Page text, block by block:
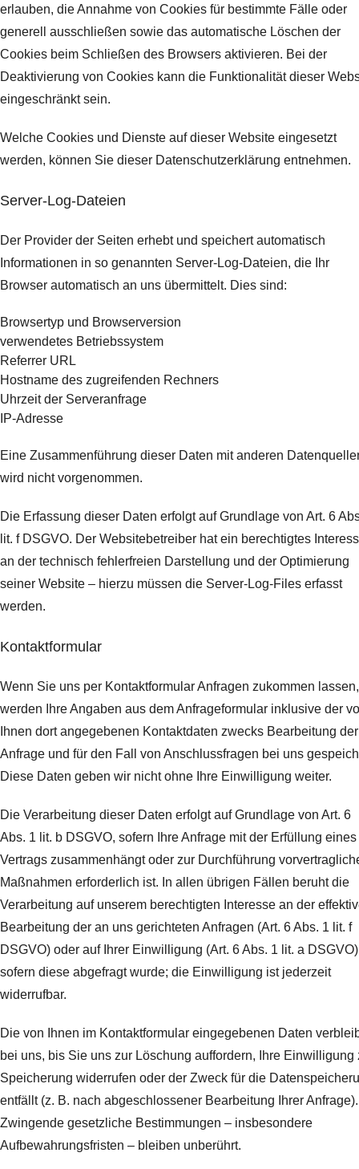
erlauben, die Annahme von Cookies für bestimmte Fälle oder
generell ausschließen sowie das automatische Löschen der
Cookies beim Schließen des Browsers aktivieren. Bei der
Deaktivierung von Cookies kann die Funktionalität dieser
eingeschränkt sein.
Welche Cookies und Dienste auf dieser Website eingesetzt
werden, können Sie dieser Datenschutzerklärung entnehmen.
Server-Log-Dateien
Der Provider der Seiten erhebt und speichert automatisch
Informationen in so genannten Server-Log-Dateien, die Ihr
Browser automatisch an uns übermittelt. Dies sind:
Browsertyp und Browserversion
verwendetes Betriebssystem
Referrer URL
Hostname des zugreifenden Rechners
Uhrzeit der Serveranfrage
IP-Adresse
Eine Zusammenführung dieser Daten mit anderen
wird nicht vorgenommen.
Die Erfassung dieser Daten erfolgt auf Grundlage von Art. 6
lit. f DSGVO. Der Websitebetreiber hat ein berechtigtes
an der technisch fehlerfreien Darstellung und der Optimierung
seiner Website – hierzu müssen die Server-Log-Files erfasst
werden.
Kontaktformular
Wenn Sie uns per Kontaktformular Anfragen zukommen lassen,
werden Ihre Angaben aus dem Anfrageformular inklusive der
Ihnen dort angegebenen Kontaktdaten zwecks Bearbeitung der
Anfrage und für den Fall von Anschlussfragen bei uns
Diese Daten geben wir nicht ohne Ihre Einwilligung weiter.
Die Verarbeitung dieser Daten erfolgt auf Grundlage von Art. 6
Abs. 1 lit. b DSGVO, sofern Ihre Anfrage mit der Erfüllung eines
Vertrags zusammenhängt oder zur Durchführung
Maßnahmen erforderlich ist. In allen übrigen Fällen beruht die
Verarbeitung auf unserem berechtigten Interesse an der
Bearbeitung der an uns gerichteten Anfragen (Art. 6 Abs. 1 lit. f
DSGVO) oder auf Ihrer Einwilligung (Art. 6 Abs. 1 lit. a DSGVO)
sofern diese abgefragt wurde; die Einwilligung ist jederzeit
widerrufbar.
Die von Ihnen im Kontaktformular eingegebenen Daten
bei uns, bis Sie uns zur Löschung auffordern, Ihre Einwilligung
Speicherung widerrufen oder der Zweck für die
entfällt (z. B. nach abgeschlossener Bearbeitung Ihrer Anfrage).
Zwingende gesetzliche Bestimmungen – insbesondere
Aufbewahrungsfristen – bleiben unberührt.